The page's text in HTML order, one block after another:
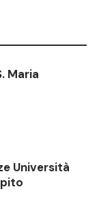
Maria
Università